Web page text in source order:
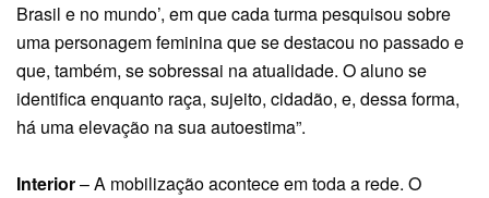
Brasil e no mundo’, em que cada turma pesquisou sobre
uma personagem feminina que se destacou no passado e
que, também, se sobressai na atualidade. O aluno se
identifica enquanto raça, sujeito, cidadão, e, dessa forma,
há uma elevação na sua autoestima”.
Interior– A mobilização acontece em toda a rede. O